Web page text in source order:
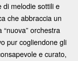
di melodie sottili e
che abbraccia un
orchestra
pur cogliendone gli
e curato,